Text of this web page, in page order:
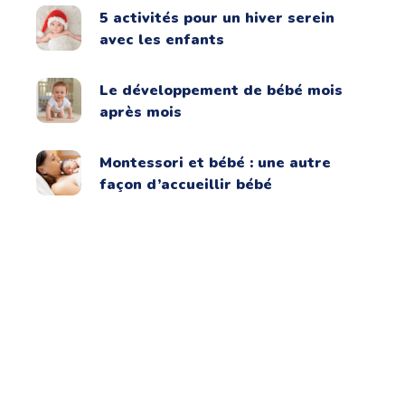
5 activités pour un hiver serein
avec les enfants
Le développement de bébé mois
après mois
Montessori et bébé : une autre
façon d’accueillir bébé